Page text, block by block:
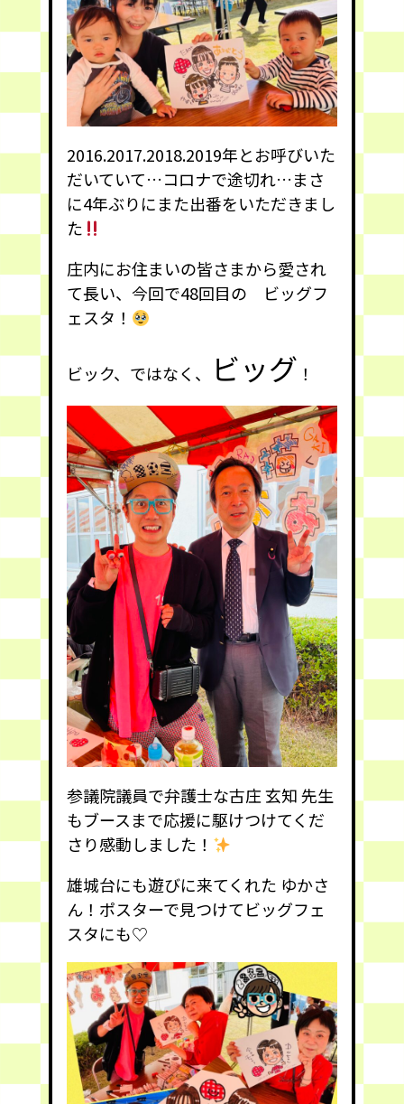
2016.2017.2018.2019年とお呼びいた
だいていて…コロナで途切れ…まさ
に4年ぶりにまた出番をいただきまし
た
庄内にお住まいの皆さまから愛され
て長い、今回で48回目の ビッグフ
ェスタ！
ビック、ではなく、 ビッグ ！
参議院議員で弁護士な古庄 玄知 先生
もブースまで応援に駆けつけてくだ
さり感動しました！
雄城台にも遊びに来てくれた ゆかさ
ん！ポスターで見つけてビッグフェ
スタにも♡